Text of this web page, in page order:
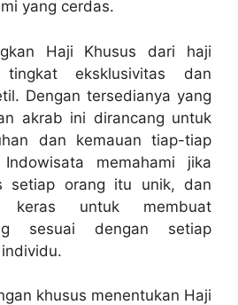
yang cerdas.
Haji Khusus dari haji
eksklusivitas dan
Dengan tersedianya yang
akrab ini dirancang untuk
dan kemauan tiap-tiap
memahami jika
setiap orang itu unik, dan
keras untuk membuat
sesuai dengan setiap
khusus menentukan Haji